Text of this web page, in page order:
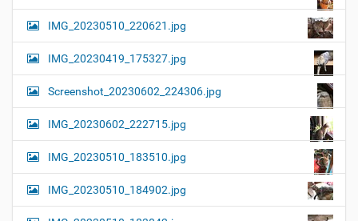
IMG_20230510_220621.jpg
IMG_20230419_175327.jpg
Screenshot_20230602_224306.jpg
IMG_20230602_222715.jpg
IMG_20230510_183510.jpg
IMG_20230510_184902.jpg